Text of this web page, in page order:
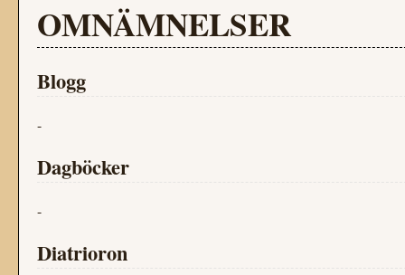
OMNÄMNELSER
Blogg
-
Dagböcker
-
Diatrioron